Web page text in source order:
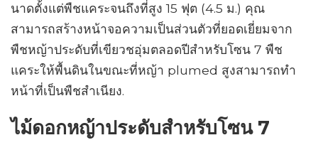
นาดตั้งแต่พืชแคระจนถึงที่สูง 15 ฟุต (4.5 ม.) คุณ
สามารถสร้างหน้าจอความเป็นส่วนตัวที่ยอดเยี่ยมจาก
พืชหญ้าประดับที่เขียวชอุ่มตลอดปีสำหรับโซน 7 พืช
แคระให้พื้นดินในขณะที่หญ้า plumed สูงสามารถทำ
หน้าที่เป็นพืชสำเนียง.
ไม้ดอกหญ้าประดับสำหรับโซน 7